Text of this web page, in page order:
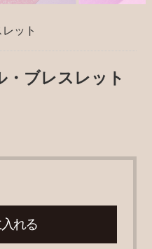
ット
ブレスレット